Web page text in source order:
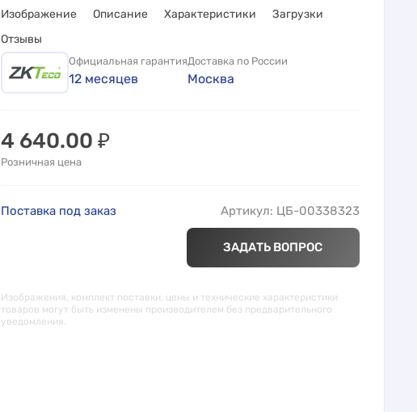
Изображение Описание Характеристики
Загрузки
Отзывы
Официальная гарантия
12 месяцев
Доставка по России
Москва
4 640.00 ₽
Розничная цена
Поставка под заказ Артикул: ЦБ-00338323
ЗАДАТЬ ВОПРОС
Изображения, комплект поставки, цены и технические характеристики
товаров могут быть изменены производителем без предварительного
уведомления.